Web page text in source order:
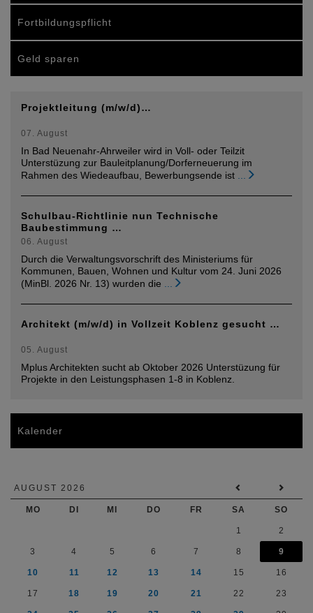
Fortbildungspflicht
Geld sparen
Projektleitung (m/w/d)…
07. August
In Bad Neuenahr-Ahrweiler wird in Voll- oder Teilzit
Unterstüzung zur Bauleitplanung/Dorferneuerung im
Rahmen des Wiedeaufbau, Bewerbungsende ist
Schulbau-Richtlinie nun Technische
Baubestimmung …
06. August
Durch die Verwaltungsvorschrift des Ministeriums für
Kommunen, Bauen, Wohnen und Kultur vom 24. Juni 2026
(MinBl. 2026 Nr. 13) wurden die
Architekt (m/w/d) in Vollzeit Koblenz gesucht …
05. August
Mplus Architekten sucht ab Oktober 2026 Unterstüzung für
Projekte in den Leistungsphasen 1-8 in Koblenz.
Kalender
AUGUST 2026
MO DI MI DO FR SA SO
1 2
3 4 5 6 7 8 9
10 11 12 13 14 15 16
17 18 19 20 21 22 23